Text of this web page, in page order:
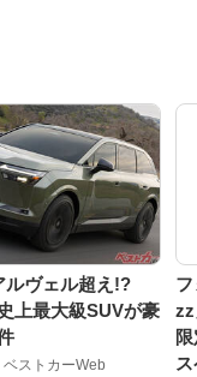
ルヴェル超え!?
上最大級SUVが豪
ベストカーWeb